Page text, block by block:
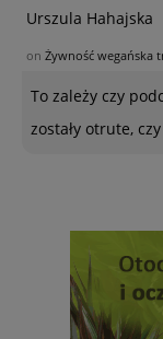
Urszula Hahajska
on Żywność wegańska
To zależy czy
zostały otrute,